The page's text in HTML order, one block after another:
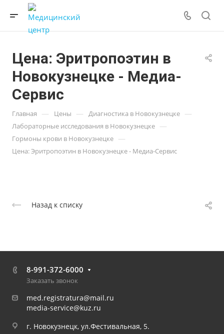
Цена: Эритропоэтин в
Новокузнецке - Медиа-
Сервис
Главная — Цены — Диагностика в Новокузнецке —
Лабораторные исследования в Новокузнецке —
Гормоны крови в Новокузнецке —
Цена: Эритропоэтин в Новокузнецке - Медиа-Сервис
Назад к списку
8-991-372-6000
Заказать звонок
med.registratura@mail.ru
media-service@kuz.ru
г. Новокузнецк, ул.Фестивальная, 5.